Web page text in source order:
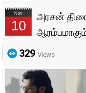
Nov
10
அரசன்
ஆரம்பமாகும்
329 Views